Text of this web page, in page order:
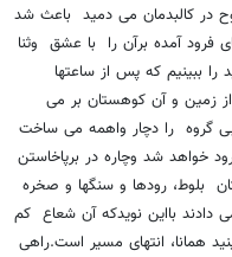
در کالبدمان می دمید باعث شد
فرود آمده برآن را با عشق وثنا
را ببینیم که پس از ساعتها
زمین و آن کوهستان بر می
گروه را دچار واهمه می ساخت
خواهد شد وچاره در برپاخاستن
بلوط، رودها و سنگها و صخره
بااین نویدکه آن شعاع کم
همانا، انتهای مسیر است.راهی